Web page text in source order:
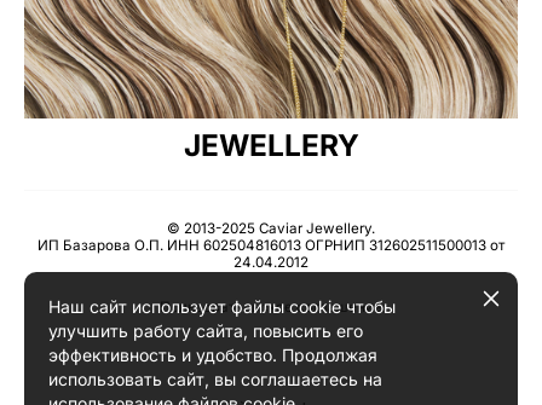
JEWELLERY
© 2013-2025 Caviar Jewellery.
ИП Базарова О.П. ИНН 602504816013 ОГРНИП 312602511500013 от
24.04.2012
Пользовательское соглашение
Наш сайт использует файлы cookie чтобы
улучшить работу сайта, повысить его
эффективность и удобство. Продолжая
использовать сайт, вы соглашаетесь на